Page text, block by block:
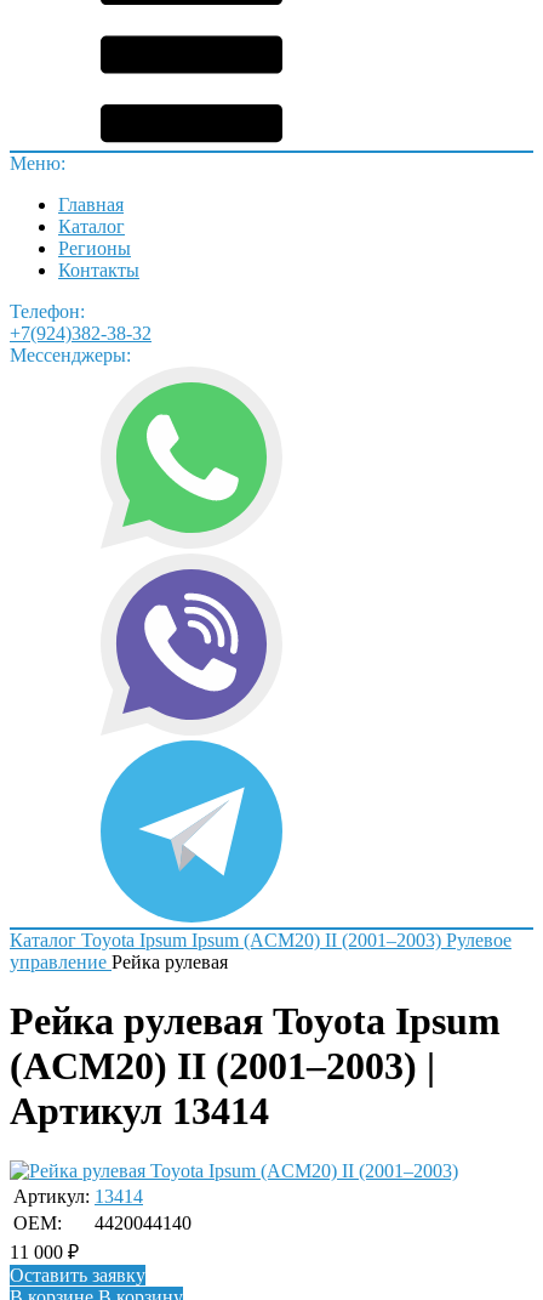
Меню:
Главная
Каталог
Регионы
Контакты
Телефон:
+7(924)382-38-32
Мессенджеры:
Каталог Toyota Ipsum Ipsum (ACM20) II (2001–2003) Рулевое
управление Рейка рулевая
Рейка рулевая Toyota Ipsum
(ACM20) II (2001–2003) |
Артикул 13414
Артикул: 13414
OEM:
4420044140
11 000 ₽
Оставить заявку